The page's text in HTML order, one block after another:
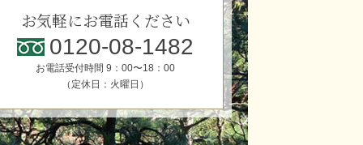
お気軽にお電話ください
0120-08-1482
お電話受付時間 9：00〜18：00
（定休日：火曜日）